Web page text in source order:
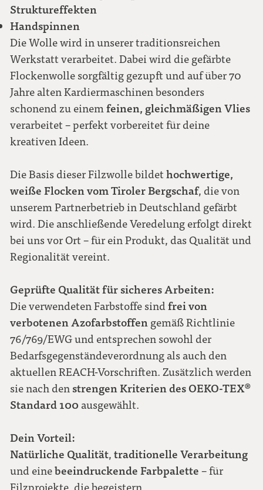
Struktureffekten
Handspinnen
Die Wolle wird in unserer traditionsreichen
Werkstatt verarbeitet. Dabei wird die gefärbte
Flockenwolle sorgfältig gezupft und auf über 70
Jahre alten Kardiermaschinen besonders
schonend zu einemfeinen, gleichmäßigen Vlies
verarbeitet – perfekt vorbereitet für deine
kreativen Ideen.
Die Basis dieser Filzwolle bildethochwertige,
weiße Flocken vom Tiroler Bergschaf, die von
unserem Partnerbetrieb in Deutschland gefärbt
wird. Die anschließende Veredelung erfolgt direkt
bei uns vor Ort – für ein Produkt, das Qualität und
Regionalität vereint.
Geprüfte Qualität für sicheres Arbeiten:
Die verwendeten Farbstoffe sindfrei von
verbotenen Azofarbstoffen gemäß Richtlinie
76/769/EWG und entsprechen sowohl der
Bedarfsgegenständeverordnung als auch den
aktuellen REACH-Vorschriften. Zusätzlich werden
sie nach denstrengen Kriterien des OEKO-TEX®
Standard 100 ausgewählt.
Dein Vorteil:
Natürliche Qualität,traditionelle Verarbeitung
und einebeeindruckende Farbpalette – für
Filzprojekte, die begeistern.